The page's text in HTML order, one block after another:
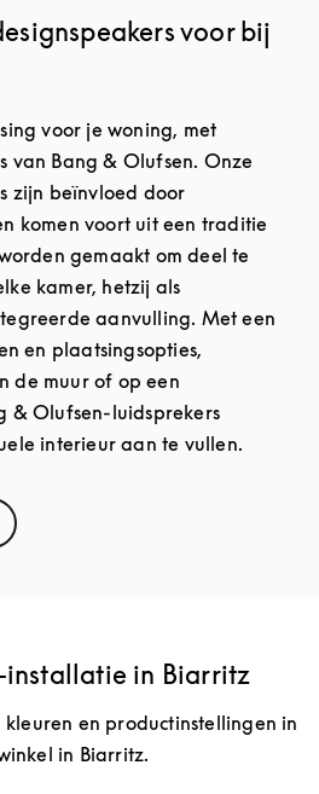
voor bij
voor je woning, met
van Bang & Olufsen. Onze
zijn beïnvloed door
komen voort uit een traditie
gemaakt om deel te
kamer, hetzij als
aanvulling. Met een
en plaatsingsopties,
de muur of op een
& Olufsen-luidsprekers
interieur aan te vullen.
New Tab
installatie in Biarritz
en productinstellingen in
in Biarritz.